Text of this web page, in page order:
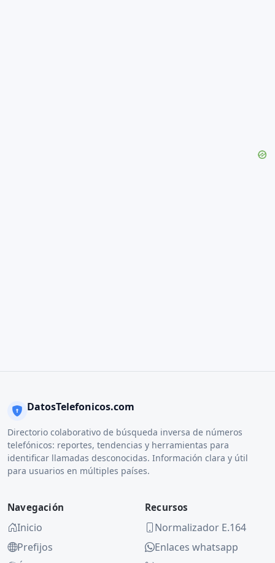
DatosTelefonicos.com
Directorio colaborativo de búsqueda inversa de números
telefónicos: reportes, tendencias y herramientas para
identificar llamadas desconocidas. Información clara y útil
para usuarios en múltiples países.
Navegación
Inicio
Prefijos
Recursos
Normalizador E.164
Enlaces whatsapp